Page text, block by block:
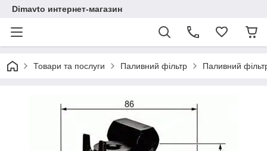
Dimavto интернет-магазин
Товари та послуги Паливний фільтр Паливний